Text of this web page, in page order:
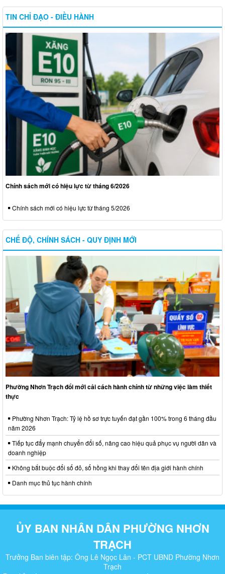
TIN CHỈ ĐẠO - ĐIỀU HÀNH
Chính sách mới có hiệu lực từ tháng 6/2026
Chính sách mới có hiệu lực từ tháng 5/2026
CHẾ ĐỘ, CHÍNH SÁCH - QUY ĐỊNH MỚI
Phường Nhơn Trạch đổi mới cải cách hành chính từ những việc làm thiết
thực
Phường Nhơn Trạch: Tỷ lệ hồ sơ trực tuyến đạt gần 100% trong 6 tháng đầu
năm 2026
Tiếp tục đẩy mạnh chuyển đổi số, nâng cao hiệu quả phục vụ người dân và
doanh nghiệp
Không bắt buộc đổi sổ đỏ, sổ hồng khi thay đổi tên địa giới hành chính
Danh mục thủ tục hành chính
ỦY BAN NHÂN DÂN PHƯỜNG NHƠN
TRẠCH
Trưởng Ban biên tập: Ông Lê Ngọc Lân - PCT UBND Phường Nhơn
Trạch